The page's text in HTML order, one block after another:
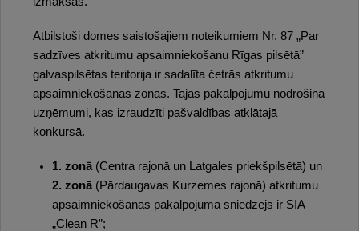
Atbilstoši domes saistošajiem noteikumiem Nr. 87 „Par
sadzīves atkritumu apsaimniekošanu Rīgas pilsētā”
galvaspilsētas teritorija ir sadalīta četrās atkritumu
apsaimniekošanas zonās. Tajās pakalpojumu nodrošina
uzņēmumi, kas izraudzīti pašvaldības atklātajā
konkursā.
1. zonā (Centra rajonā un Latgales priekšpilsētā) un
2. zonā (Pārdaugavas Kurzemes rajonā) atkritumu
apsaimniekošanas pakalpojuma sniedzējs ir SIA
„Clean R”;